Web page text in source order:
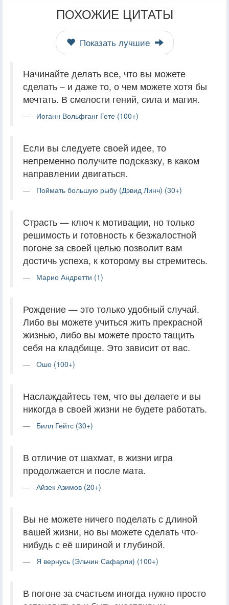
ПОХОЖИЕ ЦИТАТЫ
Показать лучшие
Начинайте делать все, что вы можете
сделать – и даже то, о чем можете хотя бы
мечтать. В смелости гений, сила и магия.
Иоганн Вольфганг Гете (100+)
Если вы следуете своей идее, то
непременно получите подсказку, в каком
направлении двигаться.
Поймать большую рыбу (Дэвид Линч) (30+)
Страсть — ключ к мотивации, но только
решимость и готовность к безжалостной
погоне за своей целью позволит вам
достичь успеха, к которому вы стремитесь.
Марио Андретти (1)
Рождение — это только удобный случай.
Либо вы можете учиться жить прекрасной
жизнью, либо вы можете просто тащить
себя на кладбище. Это зависит от вас.
Ошо (100+)
Наслаждайтесь тем, что вы делаете и вы
никогда в своей жизни не будете работать.
Билл Гейтс (30+)
В отличие от шахмат, в жизни игра
продолжается и после мата.
Айзек Азимов (20+)
Вы не можете ничего поделать с длиной
вашей жизни, но вы можете сделать что-
нибудь с её шириной и глубиной.
Я вернусь (Эльчин Сафарли) (100+)
В погоне за счастьем иногда нужно просто